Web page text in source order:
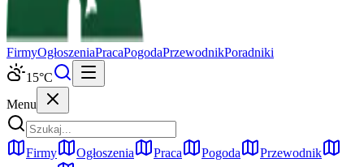
FirmyOgłoszeniaPracaPogodaPrzewodnikPoradniki
15°C
Menu
Firmy Ogłoszenia Praca Pogoda
Przewodnik